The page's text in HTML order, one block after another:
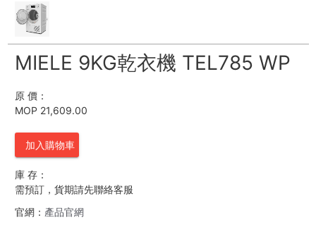
MIELE 9KG乾衣機 TEL785 WP
原 價：
MOP 21,609.00
加入購物車
庫 存：
需預訂，貨期請先聯絡客服
官網： 產品官網